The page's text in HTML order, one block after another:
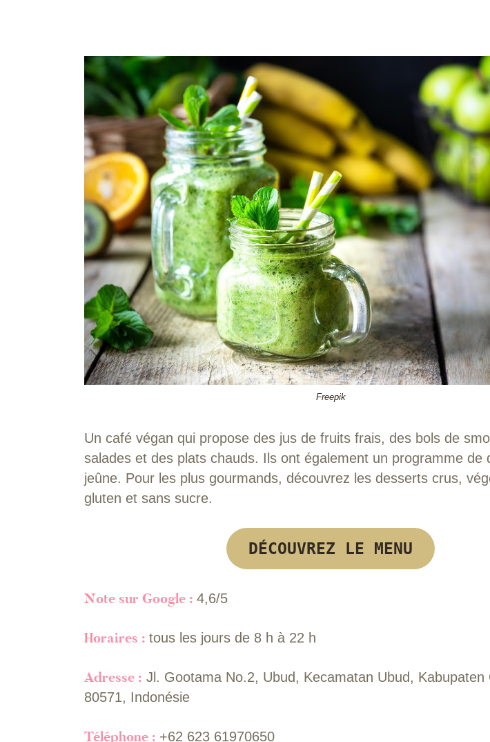
Freepik
Un café végan qui propose des jus de fruits frais, des bols de
salades et des plats chauds. Ils ont également un programme de
jeûne. Pour les plus gourmands, découvrez les desserts crus,
gluten et sans sucre.
DÉCOUVREZ LE MENU
Note sur Google : 4,6/5
Horaires : tous les jours de 8 h à 22 h
Adresse : Jl. Gootama No.2, Ubud, Kecamatan Ubud, Kabupaten
80571, Indonésie
Téléphone : +62 623 61970650